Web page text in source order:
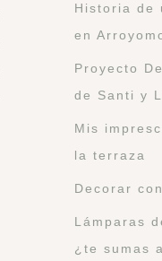
Historia de
en
Proyecto
de Santi y
Mis
la terraza
Decorar
Lámparas
¿te sumas